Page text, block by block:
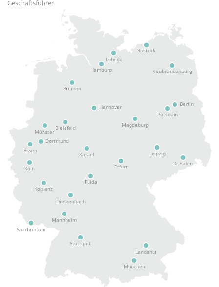
Geschäftsführer
Berlin
Bielefeld
Bremen
Dietzenbach
Dortmund
Dresden
Erfurt
Essen
Fulda
Hamburg
Hannover
Kassel
Koblenz
Köln
Landshut
Leipzig
Lübeck
Magdeburg
Mannheim
München
Münster
Neubrandenburg
Potsdam
Rostock
Saarbrücken
Stuttgart